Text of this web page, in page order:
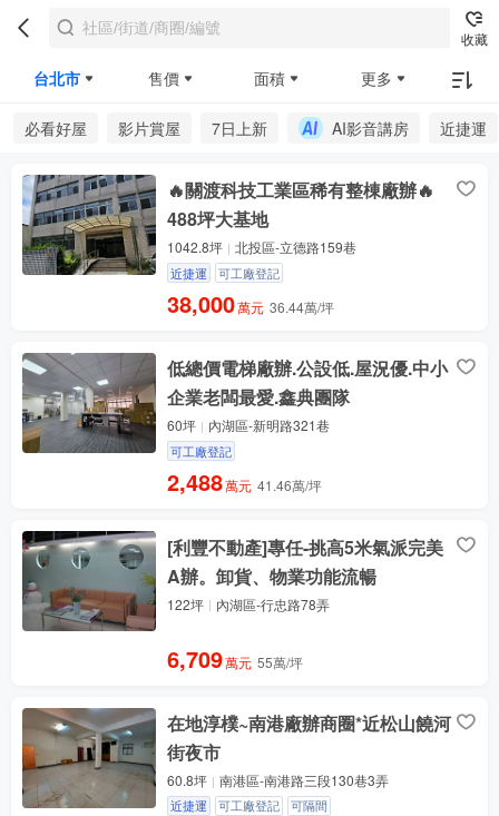
收藏
台北市 售價 面積 更多
必看好屋 影片賞屋 7日上新 AI影音講房 近捷運
🔥關渡科技工業區稀有整棟廠辦🔥
488坪大基地
1042.8坪 北投區-立德路159巷
近捷運 可工廠登記
38,000萬元 36.44萬/坪
低總價電梯廠辦.公設低.屋況優.中小
企業老闆最愛.鑫典團隊
60坪 內湖區-新明路321巷
可工廠登記
2,488萬元 41.46萬/坪
[利豐不動產]專任-挑高5米氣派完美
A辦。卸貨、物業功能流暢
122坪 內湖區-行忠路78弄
6,709萬元 55萬/坪
在地淳樸~南港廠辦商圈*近松山饒河
街夜市
60.8坪 南港區-南港路三段130巷3弄
近捷運 可工廠登記 可隔間